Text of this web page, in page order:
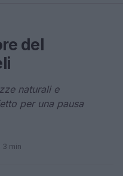
del
naturali e
per una pausa
· 3 min